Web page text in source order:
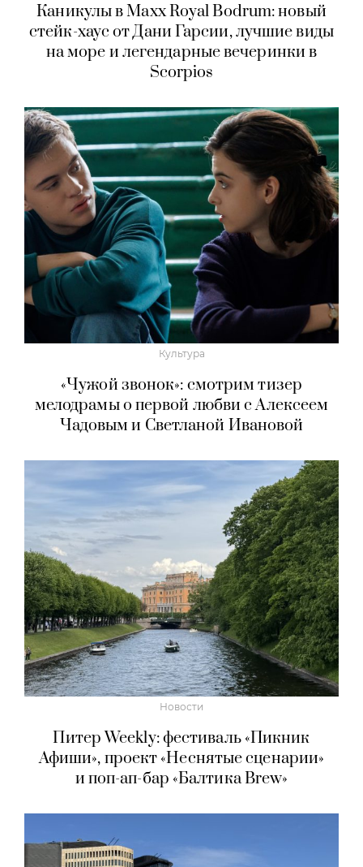
Каникулы в Maxx Royal Bodrum: новый
стейк-хаус от Дани Гарсии, лучшие виды
на море и легендарные вечеринки в
Scorpios
Культура
«Чужой звонок»: смотрим тизер
мелодрамы о первой любви с Алексеем
Чадовым и Светланой Ивановой
Новости
Питер Weekly: фестиваль «Пикник
Афиши», проект «Неснятые сценарии»
и поп-ап-бар «Балтика Brew»